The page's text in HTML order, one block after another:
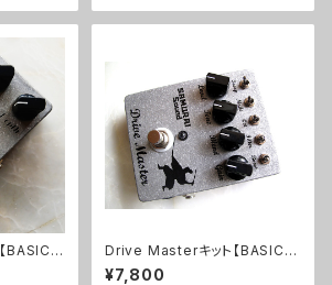
BASIC K
Drive Masterキット【BASIC K
IT】
¥7,800